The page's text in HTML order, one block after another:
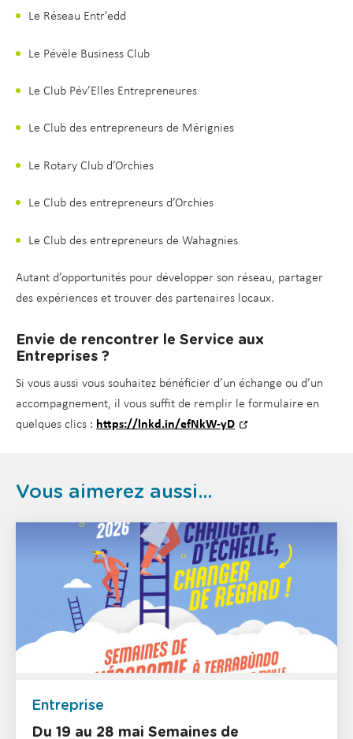
Le Réseau Entr'edd
Le Pévèle Business Club
Le Club Pév’Elles Entrepreneures
Le Club des entrepreneurs de Mérignies
Le Rotary Club d’Orchies
Le Club des entrepreneurs d’Orchies
Le Club des entrepreneurs de Wahagnies
Autant d’opportunités pour développer son réseau, partager
des expériences et trouver des partenaires locaux.
Envie de rencontrer le Service aux
Entreprises ?
Si vous aussi vous souhaitez bénéficier d’un échange ou d’un
accompagnement, il vous suffit de remplir le formulaire en
quelques clics : https://lnkd.in/efNkW-yD
Vous aimerez aussi...
Entreprise
Du 19 au 28 mai Semaines de